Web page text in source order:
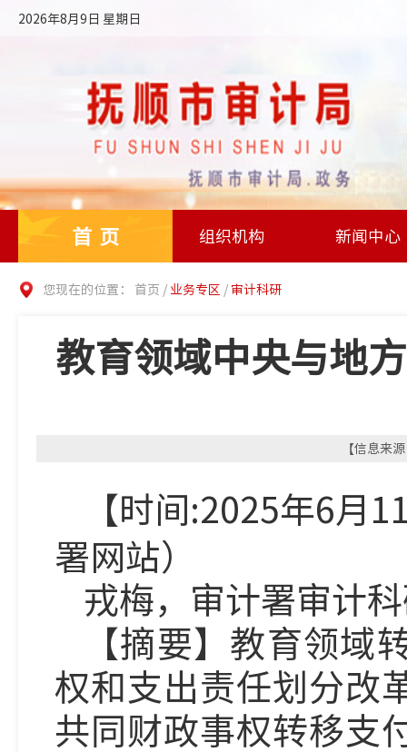
2026年8月9日 星期日
首页 组织机构 新闻中心
您现在的位置： 首页 /业务专区 / 审计科研
教育领域中央与地
【信息来
【时间:2025年6月
署网站）
戎梅，审计署审计
【摘要】教育领域
权和支出责任划分改
共同财政事权转移支